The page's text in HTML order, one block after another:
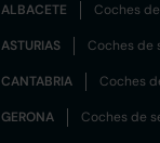
ALBACETE Coches
ASTURIAS Coches de
CANTABRIA Coches
GERONA Coches de